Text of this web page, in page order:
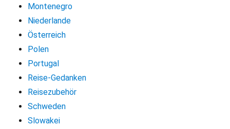
Montenegro
Niederlande
Österreich
Polen
Portugal
Reise-Gedanken
Reisezubehör
Schweden
Slowakei